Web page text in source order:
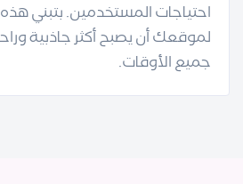
احتياجات المستخدمين. بتبني هذه
لموقعك أن يصبح أكثر جاذبية
جميع الأوقات.